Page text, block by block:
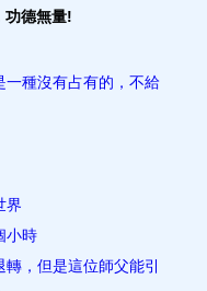
功德無量!
一種沒有占有的，不給
界
小時
，但是這位師父能引